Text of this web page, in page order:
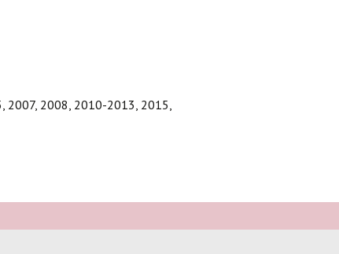
2007, 2008, 2010-2013, 2015,